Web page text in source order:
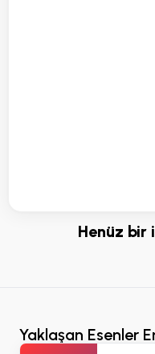
Henüz bir
Yaklaşan Esenler